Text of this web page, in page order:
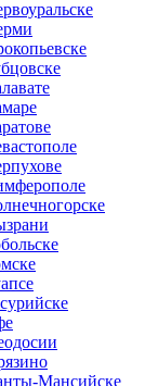
Мансийске